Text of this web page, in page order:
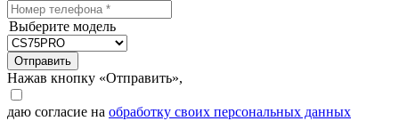
Выберите модель
Отправить
Нажав кнопку «Отправить»,
даю согласие на обработку своих персональных данных